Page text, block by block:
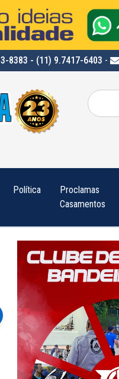
8383 - (11) 9.7417-6403 -
Pesquisar
por:
Política
Proclamas
Casamentos